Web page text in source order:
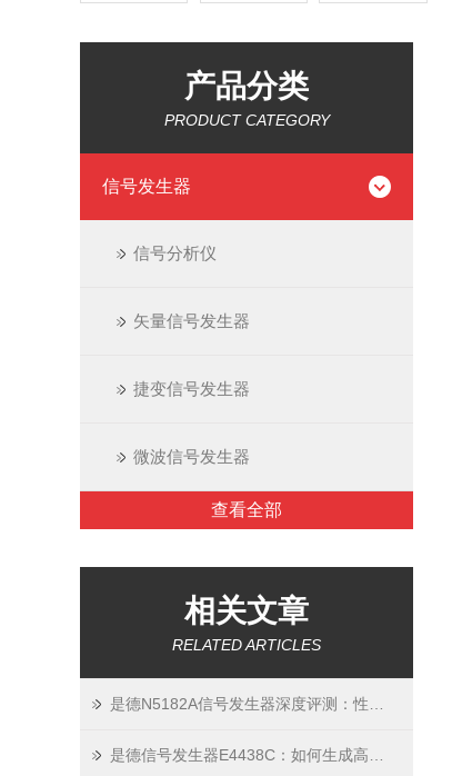
产品分类
PRODUCT CATEGORY
信号发生器
信号分析仪
矢量信号发生器
捷变信号发生器
微波信号发生器
查看全部
相关文章
RELATED ARTICLES